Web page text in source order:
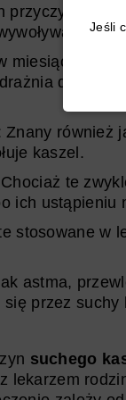
Jeśli
miesiącach
drogi
Znany również
kaszel.
te
ich
stosowane w
astma,
przez
suchego
lekarzem